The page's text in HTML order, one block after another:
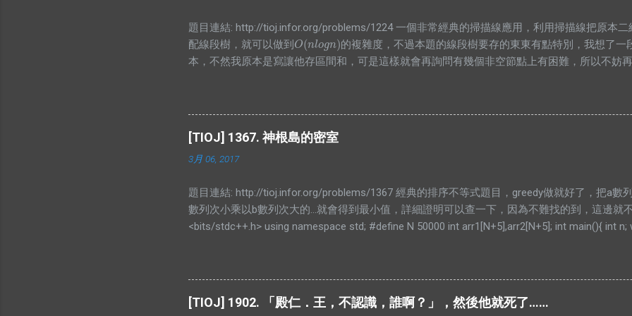
題目連結: http://tioj.infor.org/problems/1224 一個非常經典的掃描線應用，利用掃描線把原本
配線段樹，就可以做到 O(nlogn)
O(nlogn)
的複雜度，不過本題的線段樹要存的東東有點特別，我想了一
本，不然我原本是寫讓他存區間和，可是這樣就會再詢問有幾個非空節點上有困難，所以不妨
#define ALL(x) (x).begin(), (x).end() #define PB push_back typedef long long lld; typedef
#define SS second const int N = 1000000 + 5; struct bian{ PII pos; int cnt; bool
pos<a.pos; } }; vector<pair<int,bian>> E; class SegTree{ private: struct Node{ int len=0; int
l, int r){ if(arr[id].cnt) arr[id].len = r - l; ...
[TIOJ] 1367. 神根島的密室
3月 06, 2017
題目連結: http://tioj.infor.org/problems/1367 經典的排序不等式題目，greedy做就好了，把a數
數列次小乘以b數列次大的...就會得到最小值，詳細證明可以查一下，因為不難找的到，這邊就
<bits/stdc++.h> using namespace std; #define N 50000 int arr1[N+5],arr2[N+5]; int main(){ int n;
(unsigned long long)arr2[i]; printf("%llu\n",ans); } return 0; }
[TIOJ] 1902. 「殿仁．王，不認識，誰啊？」，然後他就死了……